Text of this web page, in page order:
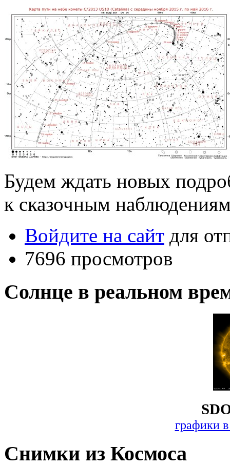
Будем ждать новых
к сказочным
Войдите на сайт для
7696 просмотров
Солнце в реальном
графики
Снимки из Космоса